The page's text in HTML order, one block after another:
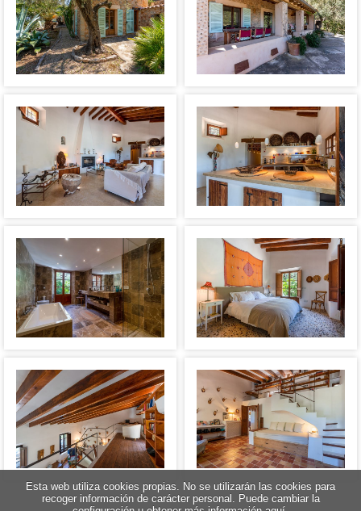
Esta web utiliza cookies propias. No se utilizarán las cookies para
recoger información de carácter personal. Puede cambiar la